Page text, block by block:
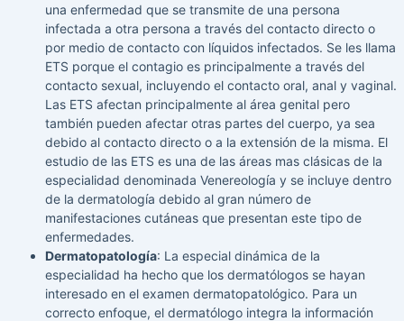
una enfermedad que se transmite de una persona
infectada a otra persona a través del contacto directo o
por medio de contacto con líquidos infectados. Se les llama
ETS porque el contagio es principalmente a través del
contacto sexual, incluyendo el contacto oral, anal y vaginal.
Las ETS afectan principalmente al área genital pero
también pueden afectar otras partes del cuerpo, ya sea
debido al contacto directo o a la extensión de la misma. El
estudio de las ETS es una de las áreas mas clásicas de la
especialidad denominada Venereología y se incluye dentro
de la dermatología debido al gran número de
manifestaciones cutáneas que presentan este tipo de
enfermedades.
Dermatopatología: La especial dinámica de la
especialidad ha hecho que los dermatólogos se hayan
interesado en el examen dermatopatológico. Para un
correcto enfoque, el dermatólogo integra la información